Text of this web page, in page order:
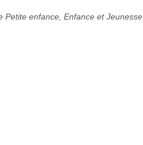
Petite enfance, Enfance et Jeunesse